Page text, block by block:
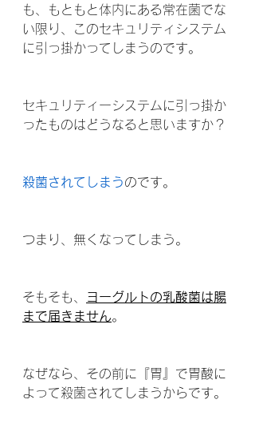
も、もともと体内にある常在菌でな
い限り、このセキュリティシステム
に引っ掛かってしまうのです。
セキュリティーシステムに引っ掛か
ったものはどうなると思いますか？
殺菌されてしまうのです。
つまり、無くなってしまう。
そもそも、
ヨーグルトの乳酸菌は腸
まで届きません。
なぜなら、その前に『胃』で胃酸に
よって殺菌されてしまうからです。